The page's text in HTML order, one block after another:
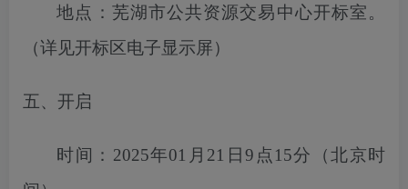
地点： 芜湖市公共资源交易中心开标室。
（详见开标区电子显示屏）
五、开启
时间： 2025年01月21日9点15分
（北京时